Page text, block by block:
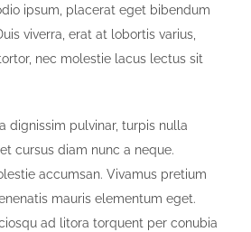
ipsum, placerat eget bibendum
viverra, erat at lobortis varius,
nec molestie lacus lectus sit
dignissim pulvinar, turpis nulla
cursus diam nunc a neque.
accumsan. Vivamus pretium
mauris elementum eget.
ad litora torquent per conubia